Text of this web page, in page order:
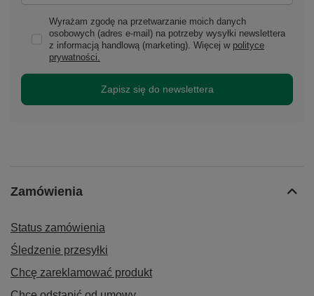
Wyrażam zgodę na przetwarzanie moich danych
osobowych (adres e-mail) na potrzeby wysyłki newslettera
z informacją handlową (marketing). Więcej w polityce
prywatności.
Zapisz się do newslettera
Zamówienia
Status zamówienia
Śledzenie przesyłki
Chcę zareklamować produkt